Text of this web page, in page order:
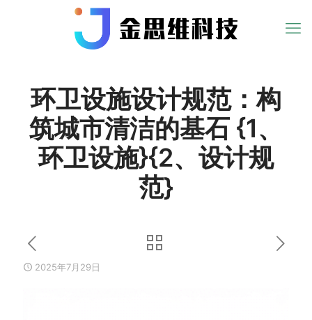
环卫设施设计规范：构
筑城市清洁的基石 {1、
环卫设施}{2、设计规
范}
2025年7月29日